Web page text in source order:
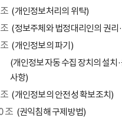
(개인정보처리의 위탁)
(정보주체와 법정대리인의 권리
(개인정보의 파기)
(개인정보 자동 수집 장치의 설치
사항)
(개인정보의 안전성 확보조치)
조 (권익침해 구제방법)